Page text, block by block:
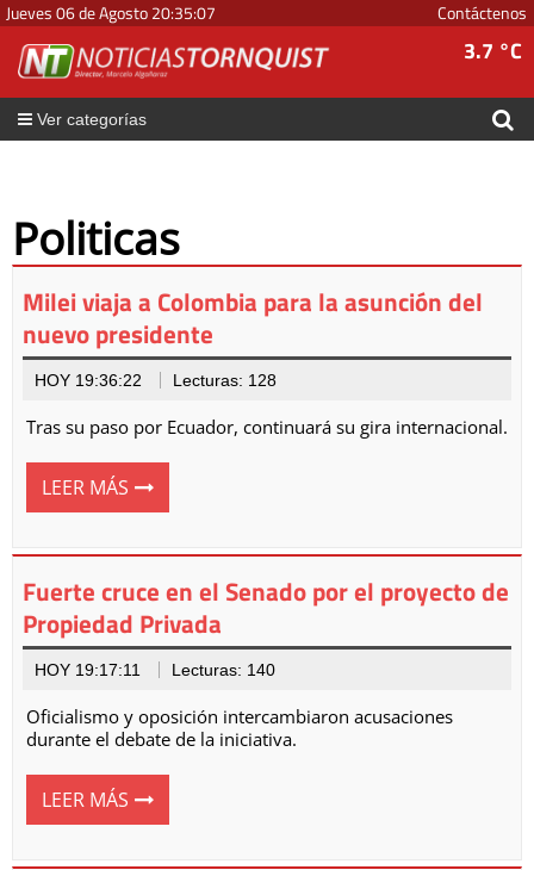
Jueves 06 de Agosto20:35:09 Contáctenos
3.7 °C
Ver categorías
Politicas
Milei viaja a Colombia para la asunción del
nuevo presidente
HOY 19:36:22 Lecturas: 128
Tras su paso por Ecuador, continuará su gira internacional.
LEER MÁS
Fuerte cruce en el Senado por el proyecto de
Propiedad Privada
HOY 19:17:11 Lecturas: 140
Oficialismo y oposición intercambiaron acusaciones
durante el debate de la iniciativa.
LEER MÁS